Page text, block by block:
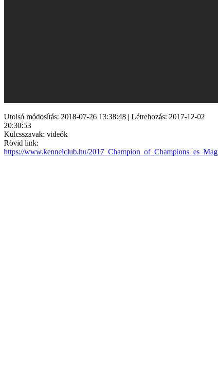
Utolsó módosítás: 2018-07-26 13:38:48 | Létrehozás: 2017-12-02
20:30:53
Kulcsszavak: videók
Rövid link:
https://www.kennelclub.hu/